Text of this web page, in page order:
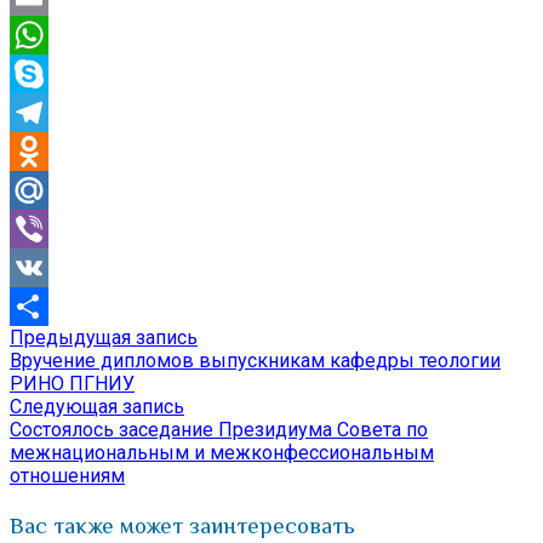
Email
WhatsApp
Skype
Telegram
Odnoklassniki
Mail.Ru
Viber
VK
Отправить
Навигация
по
записям
Предыдущая запись
запись:
Вручение дипломов выпускникам кафедры теологии
РИНО ПГНИУ
Следующая запись
запись:
Состоялось заседание Президиума Совета по
межнациональным и межконфессиональным
отношениям
Вас также может заинтересовать